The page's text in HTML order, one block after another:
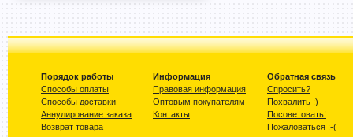
Порядок работы
Способы оплаты
Способы доставки
Аннулирование заказа
Возврат товара
Информация
Правовая информация
Оптовым покупателям
Контакты
Обратная связь
Спросить?
Похвалить :)
Посоветовать!
Пожаловаться :-(